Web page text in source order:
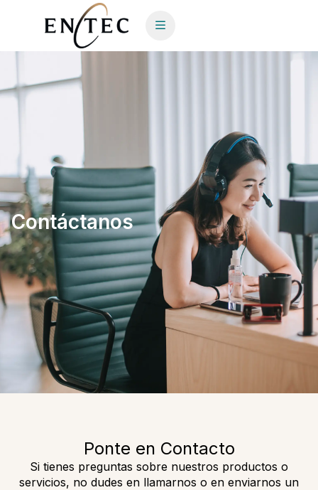
Contáctanos
Ponte en Contacto
Si tienes preguntas sobre nuestros productos o
servicios, no dudes en llamarnos o en enviarnos un